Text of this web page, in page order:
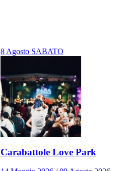
8 Agosto SABATO
Carabattole Love Park